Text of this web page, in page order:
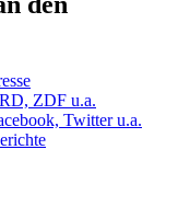
ZDF u.a.
Twitter u.a.